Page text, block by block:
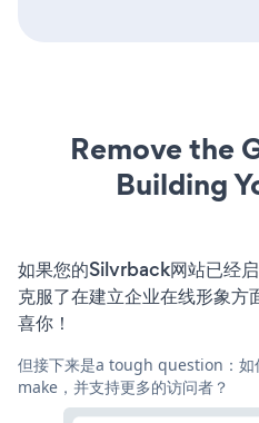
Remove the
Building
如果您的Silvrback网站已经
克服了在建立企业在线形象方
喜你！
但接下来是a tough question：如
make，并支持更多的访问者？